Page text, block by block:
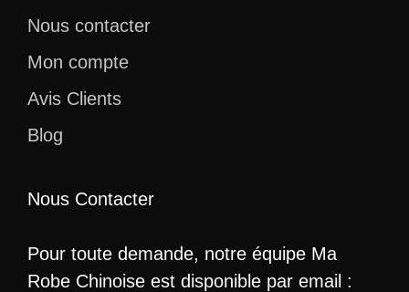
Nous contacter
Mon compte
Avis Clients
Blog
Nous Contacter
Pour toute demande, notre équipe Ma
Robe Chinoise est disponible par email :